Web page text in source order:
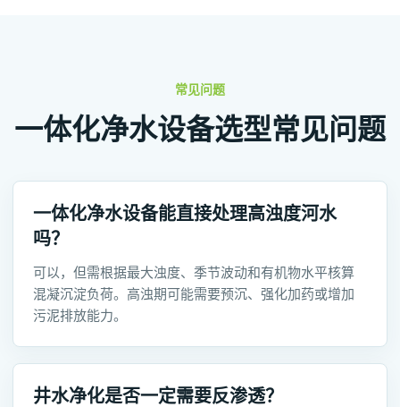
常见问题
一体化净水设备选型常见问题
一体化净水设备能直接处理高浊度河水
吗？
可以，但需根据最大浊度、季节波动和有机物水平核算
混凝沉淀负荷。高浊期可能需要预沉、强化加药或增加
污泥排放能力。
井水净化是否一定需要反渗透？